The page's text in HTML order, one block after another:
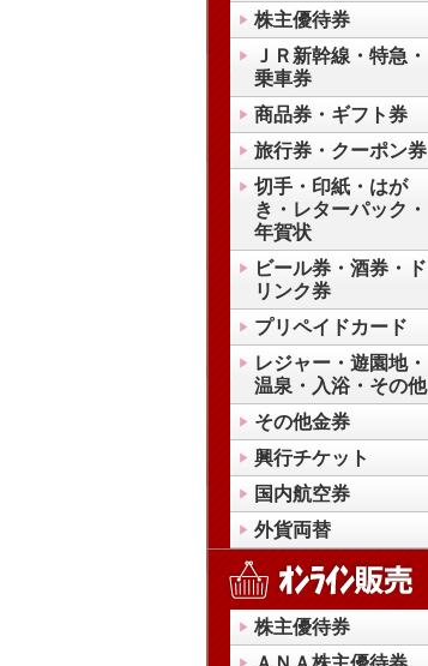
株主優待券
ＪＲ新幹線・特急・
乗車券
商品券・ギフト券
旅行券・クーポン券
切手・印紙・はが
き・レターパック・
年賀状
ビール券・酒券・ド
リンク券
プリペイドカード
レジャー・遊園地・
温泉・入浴・その他
その他金券
興行チケット
国内航空券
外貨両替
株主優待券